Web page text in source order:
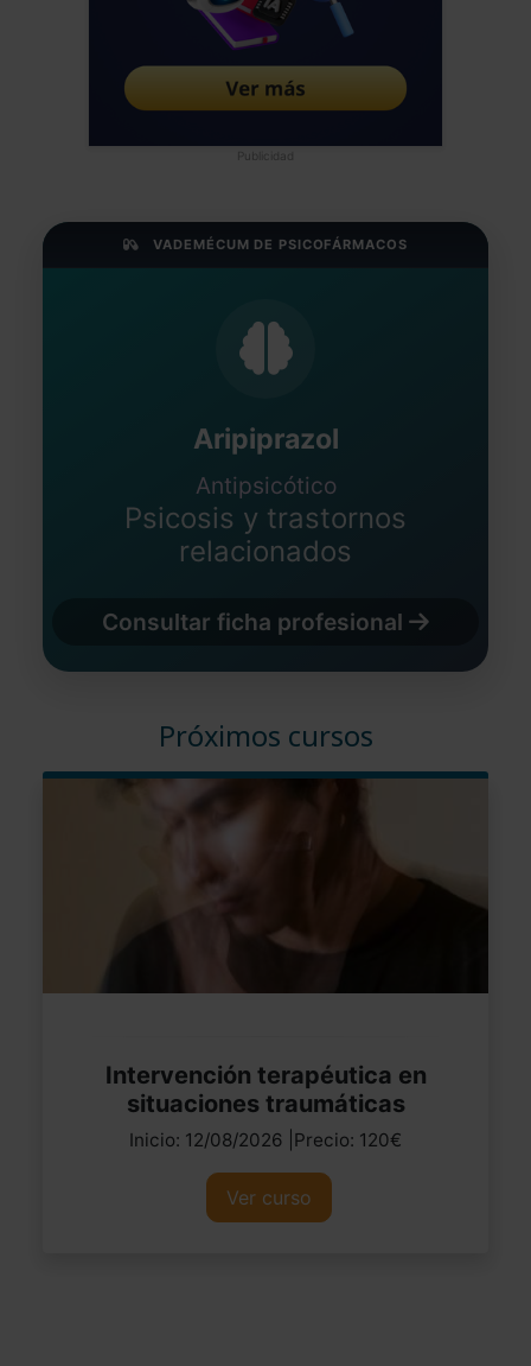
Publicidad
VADEMÉCUM DE PSICOFÁRMACOS
Aripiprazol
Antipsicótico
Psicosis y trastornos
relacionados
Consultar ficha profesional
Próximos cursos
Intervención terapéutica en
situaciones traumáticas
Inicio: 12/08/2026 |Precio: 120€
Ver curso